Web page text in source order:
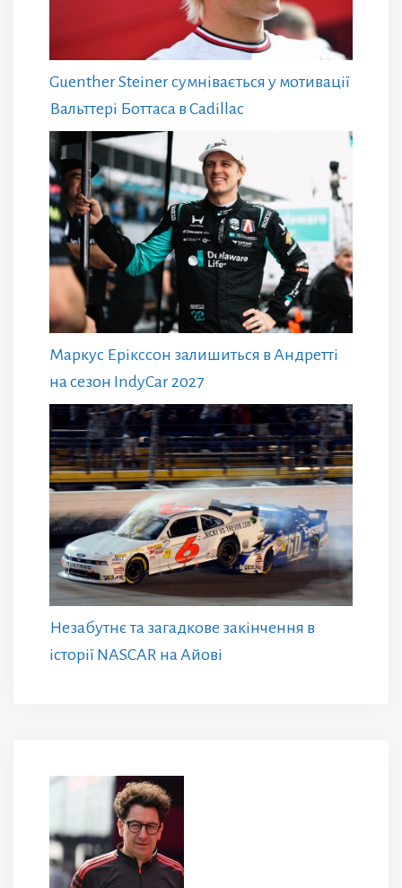
Guenther Steiner сумнівається у мотивації
Вальттері Боттаса в Cadillac
Маркус Ерікссон залишиться в Андретті
на сезон IndyCar 2027
Незабутнє та загадкове закінчення в
історії NASCAR на Айові